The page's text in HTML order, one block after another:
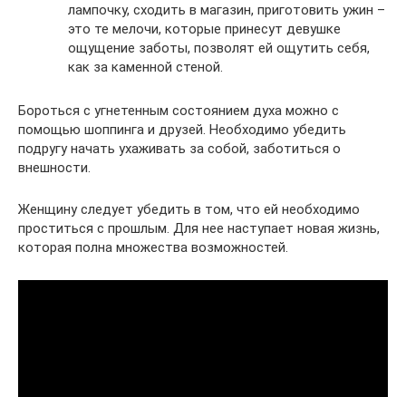
лампочку, сходить в магазин, приготовить ужин –
это те мелочи, которые принесут девушке
ощущение заботы, позволят ей ощутить себя,
как за каменной стеной.
Бороться с угнетенным состоянием духа можно с
помощью шоппинга и друзей. Необходимо убедить
подругу начать ухаживать за собой, заботиться о
внешности.
Женщину следует убедить в том, что ей необходимо
проститься с прошлым. Для нее наступает новая жизнь,
которая полна множества возможностей.